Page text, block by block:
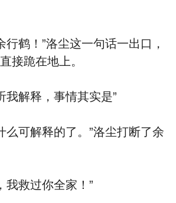
鹤！”洛尘这一句话一出口，
接跪在地上。
解释，事情其实是”
可解释的了。”洛尘打断了余
救过你全家！”